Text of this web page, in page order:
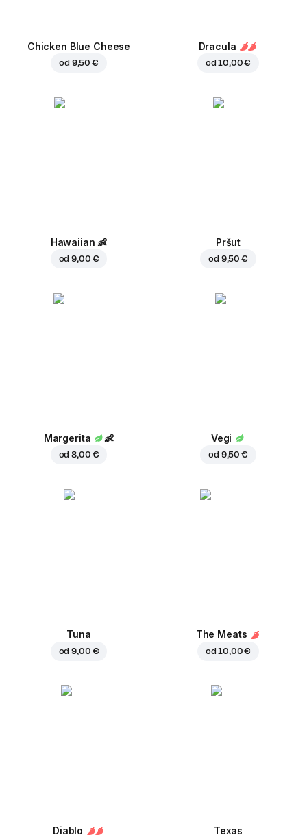
Chicken Blue Cheese
od 9,50 €
Dracula
od10,00 €
Hawaiian 👶
od9,00 €
Pršut
od 9,50 €
Margerita 👶
od8,00 €
Vegi
od 9,50 €
Tuna
od9,00 €
The Meats
od10,00 €
Diablo Texas